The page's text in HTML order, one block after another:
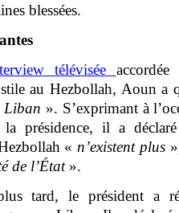
blessées.
télévisée
au Hezbollah, Aoun a
Liban ». S’exprimant à
présidence, il a
« n’existent plus
de l’État ».
tard, le président a